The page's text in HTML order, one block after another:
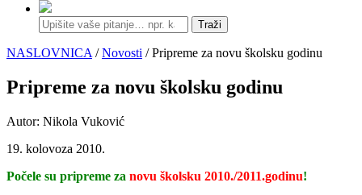
Traži
NASLOVNICA /Novosti / Pripreme za novu školsku godinu
Pripreme za novu školsku godinu
Autor: Nikola Vuković
19. kolovoza 2010.
Počele su pripreme za novu školsku 2010./2011.godinu!